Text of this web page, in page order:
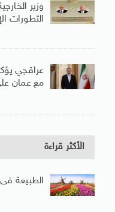
وزير
التطورات
عراقجي
مع عمان
الأكثر قراءة
الطبيعة